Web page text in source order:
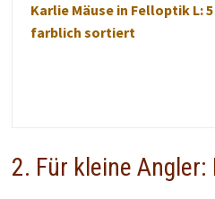
Karlie Mäuse in Felloptik L: 5
farblich sortiert
2. Für kleine Angler: